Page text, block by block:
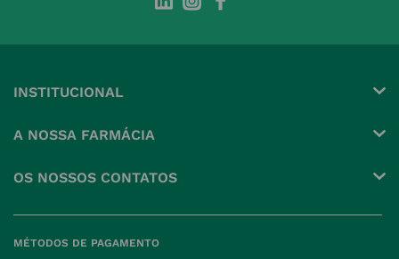
INSTITUCIONAL
A NOSSA FARMÁCIA
OS NOSSOS CONTATOS
MÉTODOS DE PAGAMENTO